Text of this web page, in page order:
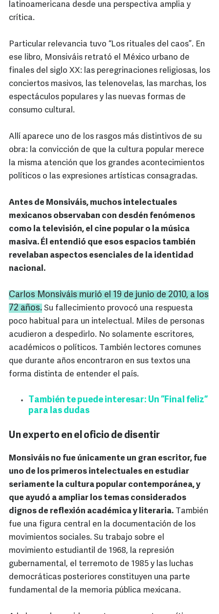
latinoamericana desde una perspectiva amplia y
crítica.
Particular relevancia tuvo “Los rituales del caos”. En
ese libro, Monsiváis retrató el México urbano de
finales del siglo XX: las peregrinaciones religiosas, los
conciertos masivos, las telenovelas, las marchas, los
espectáculos populares y las nuevas formas de
consumo cultural.
Allí aparece uno de los rasgos más distintivos de su
obra: la convicción de que la cultura popular merece
la misma atención que los grandes acontecimientos
políticos o las expresiones artísticas consagradas.
Antes de Monsiváis, muchos intelectuales
mexicanos observaban con desdén fenómenos
como la televisión, el cine popular o la música
masiva. Él entendió que esos espacios también
revelaban aspectos esenciales de la identidad
nacional.
Carlos Monsiváis murió el 19 de junio de 2010, a los
72 años. Su fallecimiento provocó una respuesta
poco habitual para un intelectual. Miles de personas
acudieron a despedirlo. No solamente escritores,
académicos o políticos. También lectores comunes
que durante años encontraron en sus textos una
forma distinta de entender el país.
También te puede interesar: Un “Final feliz”
para las dudas
Un experto en el oficio de disentir
Monsiváis no fue únicamente un gran escritor, fue
uno de los primeros intelectuales en estudiar
seriamente la cultura popular contemporánea, y
que ayudó a ampliar los temas considerados
dignos de reflexión académica y literaria. También
fue una figura central en la documentación de los
movimientos sociales. Su trabajo sobre el
movimiento estudiantil de 1968, la represión
gubernamental, el terremoto de 1985 y las luchas
democráticas posteriores constituyen una parte
fundamental de la memoria pública mexicana.